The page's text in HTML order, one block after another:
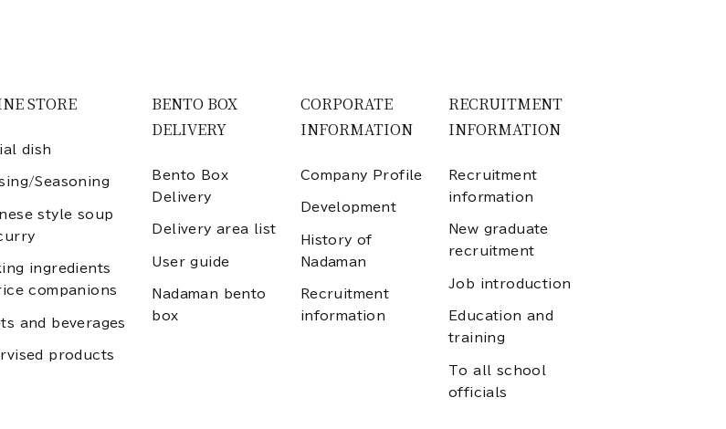
STORE
dish
Seasoning
style soup
ingredients
companions
and beverages
products
BENTO BOX
DELIVERY
Bento Box
Delivery
Delivery area list
User guide
Nadaman bento
box
CORPORATE
INFORMATION
Company Profile
Development
History of
Nadaman
Recruitment
information
RECRUITMENT
INFORMATION
Recruitment
information
New graduate
recruitment
Job introduction
Education and
training
To all school
officials